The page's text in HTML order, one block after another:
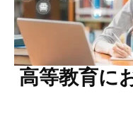
高等教育に